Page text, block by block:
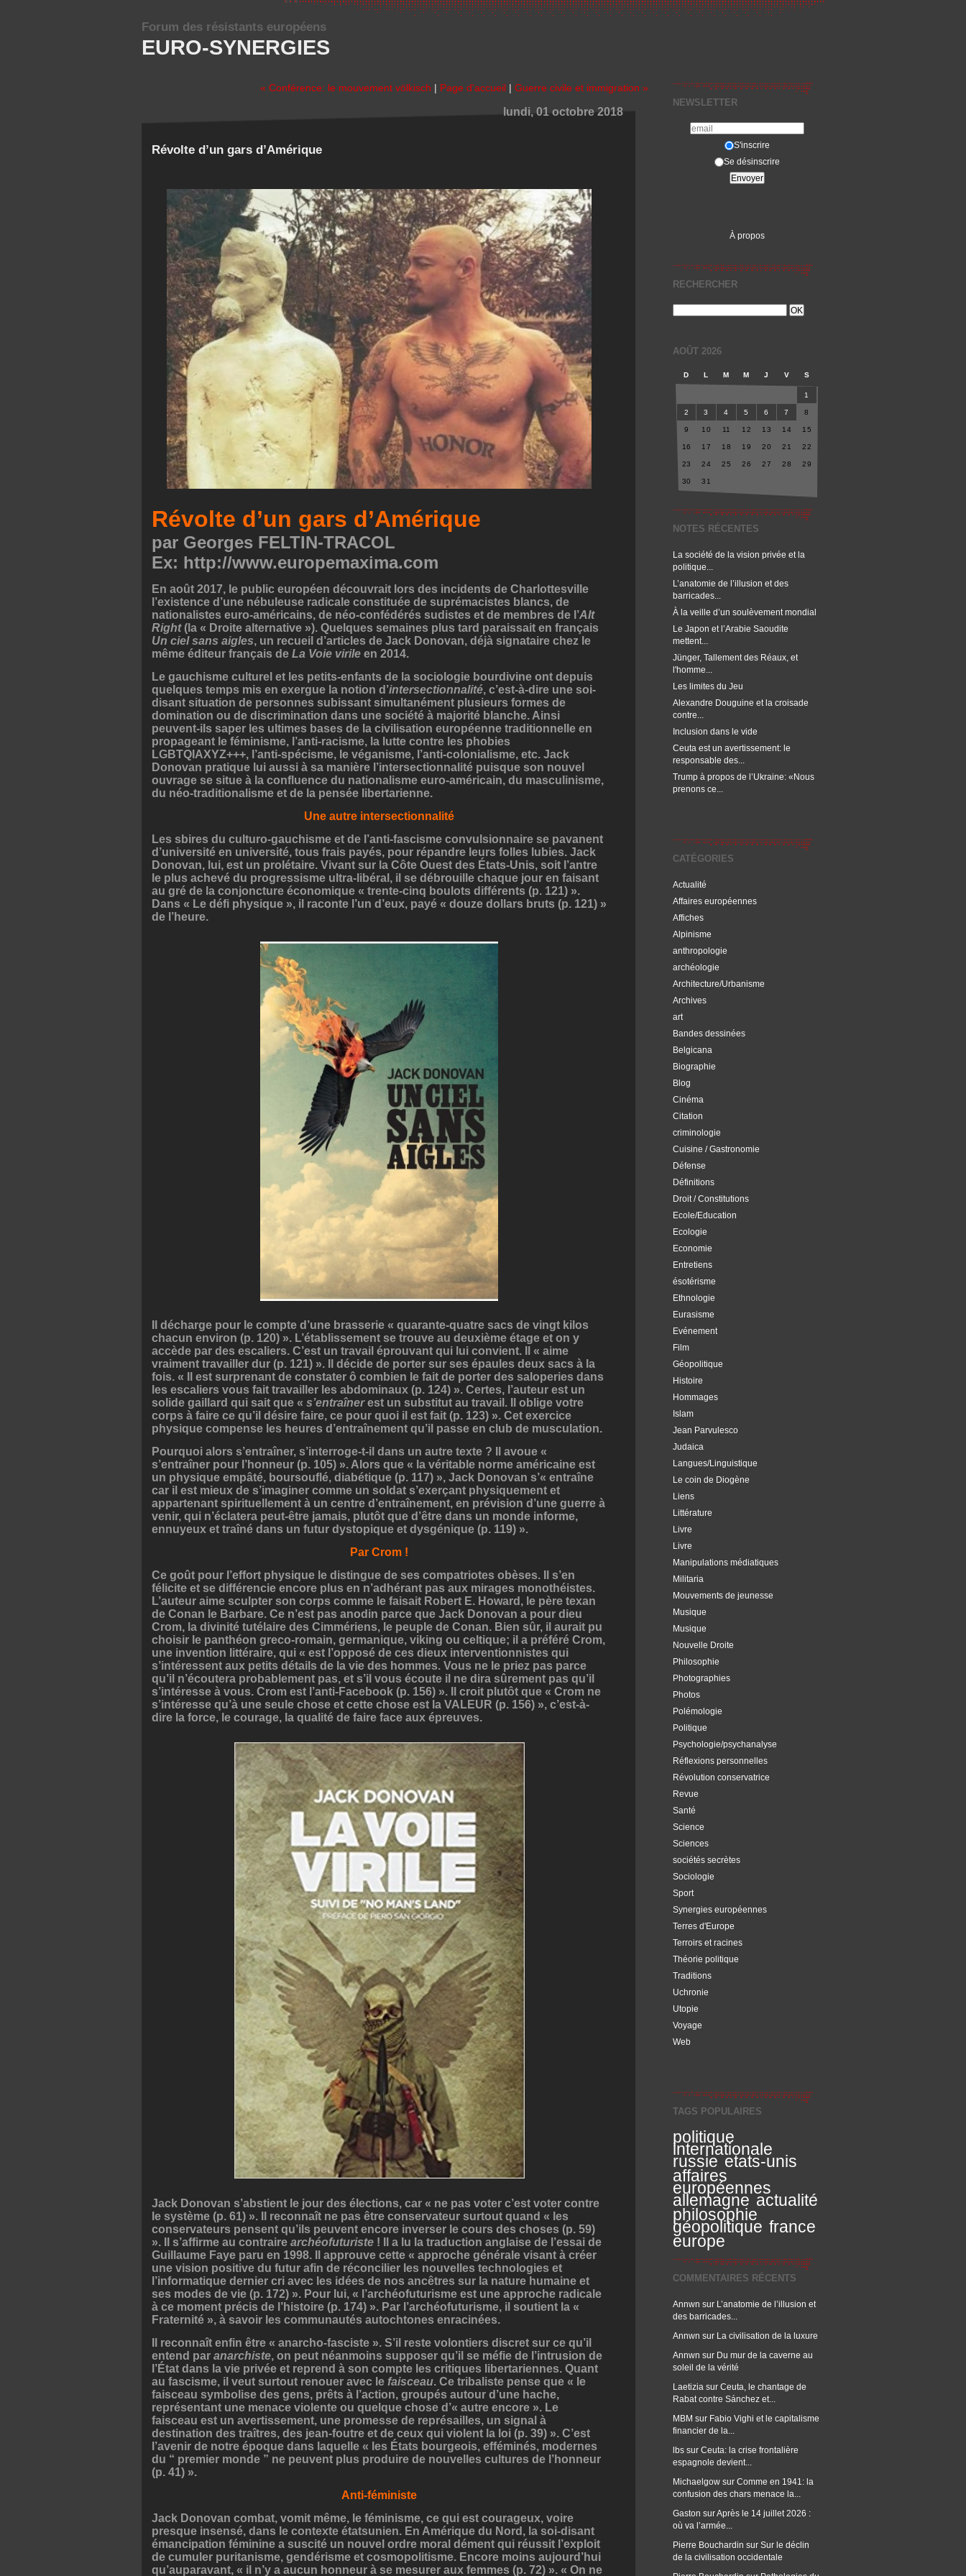
EURO-SYNERGIES
Forum des résistants européens
NEWSLETTER
S'inscrire
Se désinscrire
À propos
RECHERCHER
AOÛT 2026
D L M M J V S
1
2 3 4 5 6 7 8
9 10 11 12 13 14 15
16 17 18 19 20 21 22
23 24 25 26 27 28 29
30 31
NOTES RÉCENTES
La société de la vision privée et la
politique...
L’anatomie de l’illusion et des
barricades...
À la veille d’un soulèvement mondial
Le Japon et l’Arabie Saoudite
mettent...
Jünger, Tallement des Réaux, et
l'homme...
Les limites du Jeu
Alexandre Douguine et la croisade
contre...
Inclusion dans le vide
Ceuta est un avertissement: le
responsable des...
Trump à propos de l’Ukraine: «Nous
prenons ce...
CATÉGORIES
Actualité
Affaires européennes
Affiches
Alpinisme
anthropologie
archéologie
Architecture/Urbanisme
Archives
art
Bandes dessinées
Belgicana
Biographie
Blog
Cinéma
Citation
criminologie
Cuisine / Gastronomie
Défense
Définitions
Droit / Constitutions
Ecole/Education
Ecologie
Economie
Entretiens
ésotérisme
Ethnologie
Eurasisme
Evénement
Film
Géopolitique
Histoire
Hommages
Islam
Jean Parvulesco
Judaica
Langues/Linguistique
Le coin de Diogène
Liens
Littérature
Livre
Livre
Manipulations médiatiques
Militaria
Mouvements de jeunesse
Musique
Musique
Nouvelle Droite
Philosophie
Photographies
Photos
Polémologie
Politique
Psychologie/psychanalyse
Réflexions personnelles
Révolution conservatrice
Revue
Santé
Science
Sciences
sociétés secrètes
Sociologie
Sport
Synergies européennes
Terres d'Europe
Terroirs et racines
Théorie politique
Traditions
Uchronie
Utopie
Voyage
Web
TAGS POPULAIRES
politique
internationale
russie etats-unis
affaires
européennes
allemagne actualité
philosophie
géopolitique france
europe
COMMENTAIRES RÉCENTS
Annwn sur L’anatomie de l’illusion et
des barricades...
Annwn sur La civilisation de la luxure
Annwn sur Du mur de la caverne au
soleil de la vérité
Laetizia sur Ceuta, le chantage de
Rabat contre Sánchez et...
MBM sur Fabio Vighi et le capitalisme
financier de la...
lbs sur Ceuta: la crise frontalière
espagnole devient...
Michaelgow sur Comme en 1941: la
confusion des chars menace la...
Gaston surAprès le 14 juillet 2026 :
où va l’armée...
Pierre Bouchardin sur Sur le déclin
de la civilisation occidentale
« Conférence: le mouvement völkisch | Page d'accueil | Guerre civile et immigration »
lundi, 01 octobre 2018
Révolte d’un gars d’Amérique
Révolte d’un gars d’Amérique
par Georges FELTIN-TRACOL
Ex: http://www.europemaxima.com
En août 2017, le public européen découvrait lors des incidents de Charlottesville
l’existence d’une nébuleuse radicale constituée de suprémacistes blancs, de
nationalistes euro-américains, de néo-confédérés sudistes et de membres de l’Alt
Right(la « Droite alternative »). Quelques semaines plus tard paraissait en français
Un ciel sans aigles, un recueil d’articles de Jack Donovan, déjà signataire chez le
même éditeur français de La Voie virile en 2014.
Le gauchisme culturel et les petits-enfants de la sociologie bourdivine ont depuis
quelques temps mis en exergue la notion d’intersectionnalité, c’est-à-dire une soi-
disant situation de personnes subissant simultanément plusieurs formes de
domination ou de discrimination dans une société à majorité blanche. Ainsi
peuvent-ils saper les ultimes bases de la civilisation européenne traditionnelle en
propageant le féminisme, l’anti-racisme, la lutte contre les phobies
LGBTQIAXYZ+++, l’anti-spécisme, le véganisme, l’anti-colonialisme, etc. Jack
Donovan pratique lui aussi à sa manière l’intersectionnalité puisque son nouvel
ouvrage se situe à la confluence du nationalisme euro-américain, du masculinisme,
du néo-traditionalisme et de la pensée libertarienne.
Une autre intersectionnalité
Les sbires du culturo-gauchisme et de l’anti-fascisme convulsionnaire se pavanent
d’université en université, tous frais payés, pour répandre leurs folles lubies. Jack
Donovan, lui, est un prolétaire. Vivant sur la Côte Ouest des États-Unis, soit l’antre
le plus achevé du progressisme ultra-libéral, il se débrouille chaque jour en faisant
au gré de la conjoncture économique « trente-cinq boulots différents (p. 121) ».
Dans « Le défi physique », il raconte l’un d’eux, payé « douze dollars bruts (p. 121) »
de l’heure.
Il décharge pour le compte d’une brasserie « quarante-quatre sacs de vingt kilos
chacun environ (p. 120) ». L’établissement se trouve au deuxième étage et on y
accède par des escaliers. C’est un travail éprouvant qui lui convient. Il « aime
vraiment travailler dur (p. 121) ». Il décide de porter sur ses épaules deux sacs à la
fois. « Il est surprenant de constater ô combien le fait de porter des saloperies dans
les escaliers vous fait travailler les abdominaux (p. 124) ». Certes, l’auteur est un
solide gaillard qui sait que « s’entraînerest un substitut au travail. Il oblige votre
corps à faire ce qu’il désire faire, ce pour quoi il est fait (p. 123) ». Cet exercice
physique compense les heures d’entraînement qu’il passe en club de musculation.
Pourquoi alors s’entraîner, s’interroge-t-il dans un autre texte ? Il avoue «
s’entraîner pour l’honneur (p. 105) ». Alors que « la véritable norme américaine est
un physique empâté, boursouflé, diabétique (p. 117) », Jack Donovan s’« entraîne
car il est mieux de s’imaginer comme un soldat s’exerçant physiquement et
appartenant spirituellement à un centre d’entraînement, en prévision d’une guerre à
venir, qui n’éclatera peut-être jamais, plutôt que d’être dans un monde informe,
ennuyeux et traîné dans un futur dystopique et dysgénique (p. 119) ».
Par Crom !
Ce goût pour l’effort physique le distingue de ses compatriotes obèses. Il s’en
félicite et se différencie encore plus en n’adhérant pas aux mirages monothéistes.
L’auteur aime sculpter son corps comme le faisait Robert E. Howard, le père texan
de Conan le Barbare. Ce n’est pas anodin parce que Jack Donovan a pour dieu
Crom, la divinité tutélaire des Cimmériens, le peuple de Conan. Bien sûr, il aurait pu
choisir le panthéon greco-romain, germanique, viking ou celtique; il a préféré Crom,
une invention littéraire, qui « est l’opposé de ces dieux interventionnistes qui
s’intéressent aux petits détails de la vie des hommes. Vous ne le priez pas parce
qu’il n’écoutera probablement pas, et s’il vous écoute il ne dira sûrement pas qu’il
s’intéresse à vous. Crom est l’anti-Facebook (p. 156) ». Il croit plutôt que « Crom ne
s’intéresse qu’à une seule chose et cette chose est la VALEUR (p. 156) », c’est-à-
dire la force, le courage, la qualité de faire face aux épreuves.
Jack Donovan s’abstient le jour des élections, car « ne pas voter c’est voter contre
le système (p. 61) ». Il reconnaît ne pas être conservateur surtout quand « les
conservateurs pensent qu’ils peuvent encore inverser le cours des choses (p. 59)
». Il s’affirme au contraire archéofuturiste ! Il a lu la traduction anglaise de l’essai de
Guillaume Faye paru en 1998. Il approuve cette « approche générale visant à créer
une vision positive du futur afin de réconcilier les nouvelles technologies et
l’informatique dernier cri avec les idées de nos ancêtres sur la nature humaine et
ses modes de vie (p. 172) ». Pour lui, « l’archéofuturisme est une approche radicale
à ce moment précis de l’histoire (p. 174) ». Par l’archéofuturisme, il soutient la «
Fraternité », à savoir les communautés autochtones enracinées.
Il reconnaît enfin être « anarcho-fasciste ». S’il reste volontiers discret sur ce qu’il
entend par anarchiste, on peut néanmoins supposer qu’il se méfie de l’intrusion de
l’État dans la vie privée et reprend à son compte les critiques libertariennes. Quant
au fascisme, il veut surtout renouer avec le faisceau. Ce tribaliste pense que « le
faisceau symbolise des gens, prêts à l’action, groupés autour d’une hache,
représentant une menace violente ou quelque chose d’« autre encore ». Le
faisceau est un avertissement, une promesse de représailles, un signal à
destination des traîtres, des jean-foutre et de ceux qui violent la loi (p. 39) ». C’est
l’avenir de notre époque dans laquelle « les États bourgeois, efféminés, modernes
du “ premier monde ” ne peuvent plus produire de nouvelles cultures de l’honneur
(p. 41) ».
Anti-féministe
Jack Donovan combat, vomit même, le féminisme, ce qui est courageux, voire
presque insensé, dans le contexte étatsunien. En Amérique du Nord, la soi-disant
émancipation féminine a suscité un nouvel ordre moral dément qui réussit l’exploit
de cumuler puritanisme, gendérisme et cosmopolitisme. Encore moins aujourd’hui
qu’auparavant, « il n’y a aucun honneur à se mesurer aux femmes (p. 72) ». « On ne